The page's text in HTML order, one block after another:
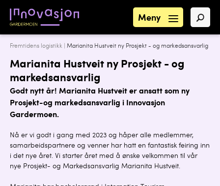
Meny
Fremtidens logistikk Marianita Hustveit ny Prosjekt - og markedsansvarlig
Marianita Hustveit ny Prosjekt - og
markedsansvarlig
Godt nytt år! Marianita Hustveit er ansatt som ny
Prosjekt-og markedsansvarlig i Innovasjon
Gardermoen.
Nå er vi godt i gang med 2023 og håper alle medlemmer,
samarbeidspartnere og venner har hatt en fantastisk feiring inn
i det nye året. Vi starter året med å ønske velkommen til vår
nye Prosjekt- og Markedsansvarlig Marianita Hustveit.